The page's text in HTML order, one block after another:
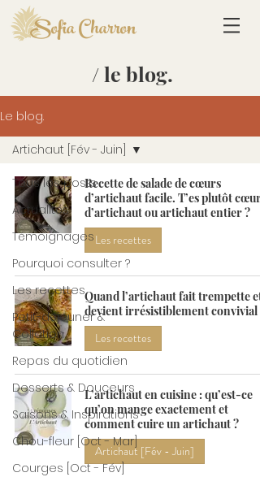
Sofia Charron
/ le blog.
Le blog.
Tous les posts
Actualités
Témoignages
Pourquoi consulter ?
Les recettes
Petit-déjeuner &
Collation
Repas du quotidien
Desserts & Douceurs
Saisons & Inspirations
Chou-fleur [Oct - Mar]
Courges [Oct - Fév]
Artichaut [Fév - Juin]
Recette de salade de cœurs
d’artichaut facile. T’es plutôt cœur
d’artichaut ou artichaut entier ?
Les recettes
Quand l’artichaut fait trempette et
devient irrésistiblement convivial
Les recettes
L’artichaut en cuisine : qu’est-ce
qu’on mange exactement et
comment cuire un artichaut ?
Artichaut [Fév - Juin]